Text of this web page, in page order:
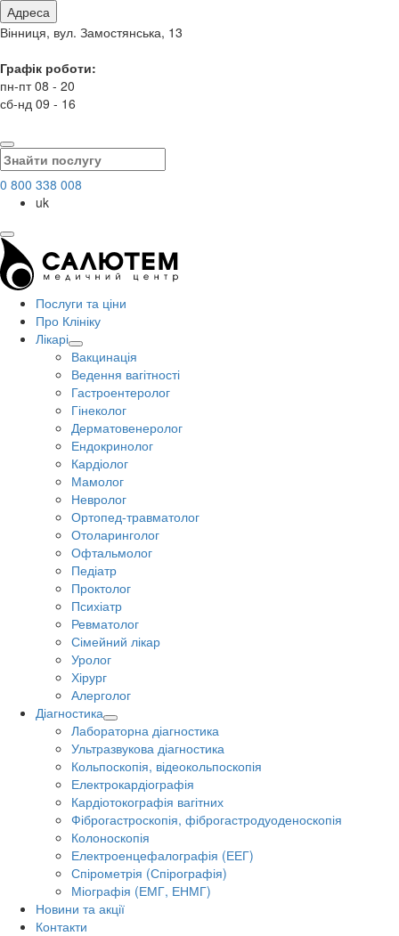
Адреса
Вінниця, вул. Замостянська, 13
Графік роботи:
пн-пт 08 - 20
сб-нд 09 - 16
0 800 338 008
uk
Послуги та ціни
Про Клініку
Лікарі
Вакцинація
Ведення вагітності
Гастроентеролог
Гінеколог
Дерматовенеролог
Ендокринолог
Кардіолог
Мамолог
Невролог
Ортопед-травматолог
Отоларинголог
Офтальмолог
Педіатр
Проктолог
Психіатр
Ревматолог
Сімейний лікар
Уролог
Хірург
Алерголог
Діагностика
Лабораторна діагностика
Ультразвукова діагностика
Кольпоскопія, відеокольпоскопія
Електрокардіографія
Кардіотокографія вагітних
Фіброгастроскопія, фіброгастродуоденоскопія
Колоноскопія
Електроенцефалографія (ЕЕГ)
Спірометрія (Спірографія)
Міографія (ЕМГ, ЕНМГ)
Новини та акції
Контакти